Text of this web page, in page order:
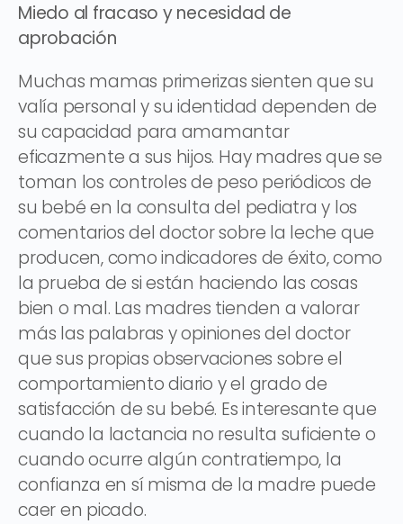
Miedo al fracaso y necesidad de
aprobación
Muchas mamas primerizas sienten que su
valía personal y su identidad dependen de
su capacidad para amamantar
eficazmente a sus hijos. Hay madres que se
toman los controles de peso periódicos de
su bebé en la consulta del pediatra y los
comentarios del doctor sobre la leche que
producen, como indicadores de éxito, como
la prueba de si están haciendo las cosas
bien o mal. Las madres tienden a valorar
más las palabras y opiniones del doctor
que sus propias observaciones sobre el
comportamiento diario y el grado de
satisfacción de su bebé. Es interesante que
cuando la lactancia no resulta suficiente o
cuando ocurre algún contratiempo, la
confianza en sí misma de la madre puede
caer en picado.